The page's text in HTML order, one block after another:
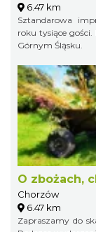
6.47 km
Sztandarowa
roku tysiące
Górnym Śląsku.
O zbożach,
Chorzów
6.47 km
Zapraszamy do